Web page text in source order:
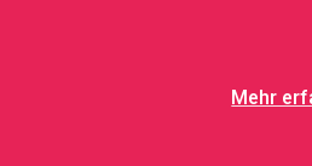
Mehr